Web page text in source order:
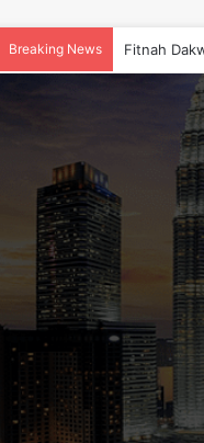
Breaking News Fitnah